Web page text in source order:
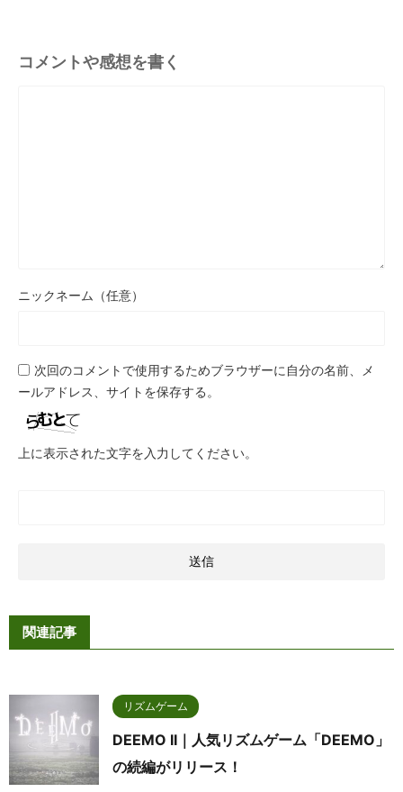
コメントや感想を書く
ニックネーム（任意）
次回のコメントで使用するためブラウザーに自分の名前、メ
ールアドレス、サイトを保存する。
上に表示された文字を入力してください。
関連記事
リズムゲーム
DEEMO II｜人気リズムゲーム「DEEMO」
の続編がリリース！